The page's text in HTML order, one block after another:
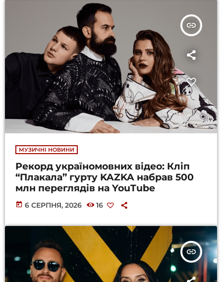
insert_link
МУЗИЧНІ НОВИНИ
Рекорд україномовних відео: Кліп
“Плакала” гурту KAZKA набрав 500
млн переглядів на YouTube
today 6 СЕРПНЯ, 2026 16
insert_link